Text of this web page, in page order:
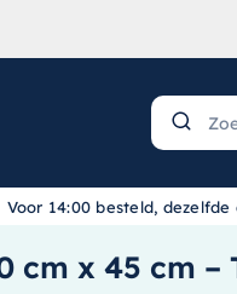
Voor 14:00 besteld, dezelfde
x 45 cm –